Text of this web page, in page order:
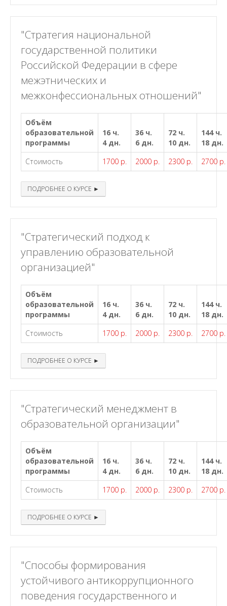
"Стратегия национальной
государственной политики
Российской Федерации в сфере
межэтнических и
межконфессиональных отношений"
Объём
образовательной
программы
16 ч.
4 дн.
36 ч.
6 дн.
72 ч.
10 дн.
144 ч.
18 дн.
Стоимость
1700 р. 2000 р. 2300 р. 2700 р.
ПОДРОБНЕЕ О КУРСЕ ►
"Стратегический подход к
управлению образовательной
организацией"
Объём
образовательной
программы
16 ч.
4 дн.
36 ч.
6 дн.
72 ч.
10 дн.
144 ч.
18 дн.
Стоимость
1700 р. 2000 р. 2300 р. 2700 р.
ПОДРОБНЕЕ О КУРСЕ ►
"Стратегический менеджмент в
образовательной организации"
Объём
образовательной
программы
16 ч.
4 дн.
36 ч.
6 дн.
72 ч.
10 дн.
144 ч.
18 дн.
Стоимость
1700 р. 2000 р. 2300 р. 2700 р.
ПОДРОБНЕЕ О КУРСЕ ►
"Способы формирования
устойчивого антикоррупционного
поведения государственного и